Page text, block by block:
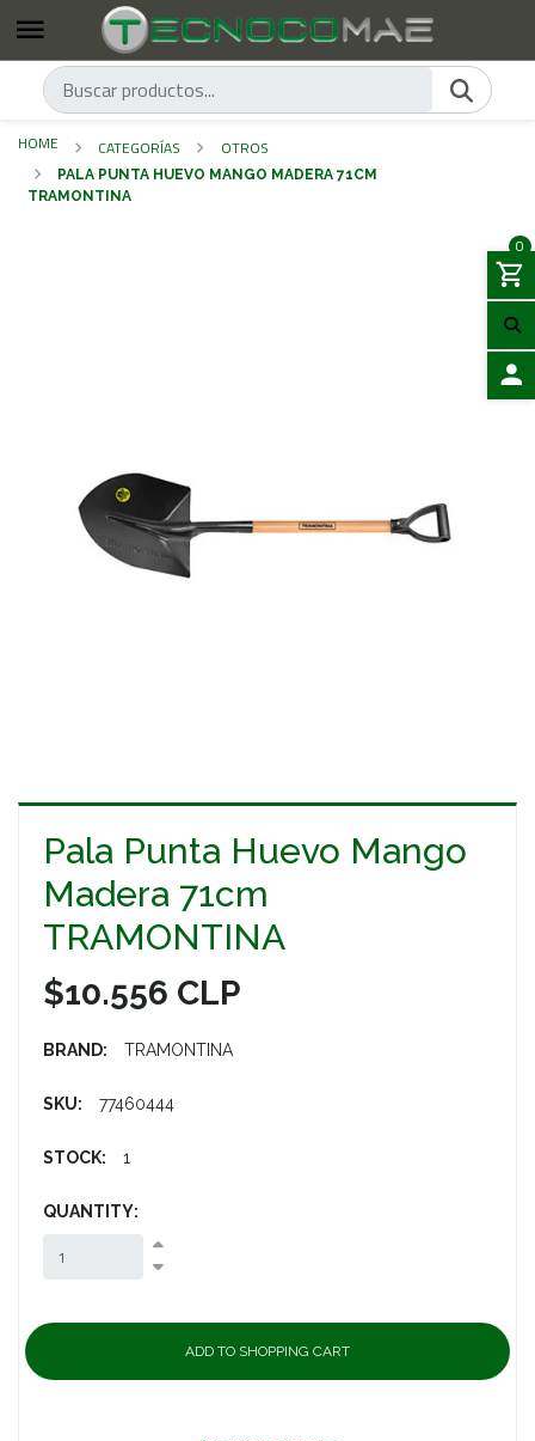
0
HOME CATEGORÍAS OTROS
PALA PUNTA HUEVO MANGO MADERA 71CM
TRAMONTINA
Pala Punta Huevo Mango
Madera 71cm
TRAMONTINA
$10.556 CLP
BRAND: TRAMONTINA
SKU: 77460444
STOCK: 1
QUANTITY: